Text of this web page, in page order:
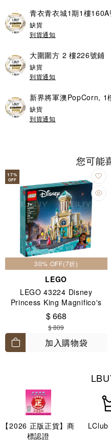
青衣青衣城1期1樓
缺貨
到貨通知
大圍圍方 2 樓226號鋪
缺貨
到貨通知
新界將軍澳PopCorn, 1
缺貨
到貨通知
您可能
17%
OFF
30% OFF(7折)
LEGO
LEGO 43224 Disney
Princess King Magnifico's
Castle 7+
$ 668
$ 809
加入購物袋
【2026 正版正貨】商
標認證
LClub